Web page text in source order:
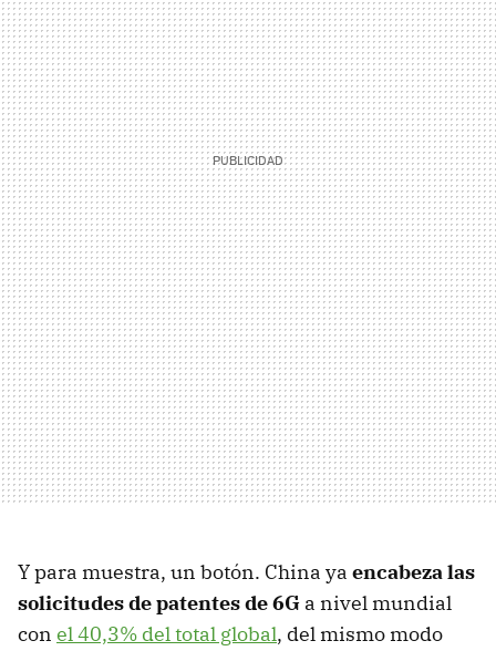
Y para muestra, un botón. China ya encabezalas
solicitudes de patentes de 6G a nivel mundial
con el 40,3% del total global, del mismo modo